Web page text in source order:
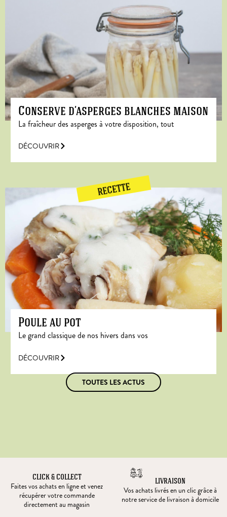
Conserve d’asperges blanches maison
La fraîcheur des asperges à votre disposition, tout
DÉCOUVRIR
RECETTE
Poule au pot
Le grand classique de nos hivers dans vos
DÉCOUVRIR
TOUTES LES ACTUS
CLICK & COLLECT
Faites vos achats en ligne et venez
récupérer votre commande
directement au magasin
LIVRAISON
Vos achats livrés en un clic grâce à
notre service de livraison à domicile